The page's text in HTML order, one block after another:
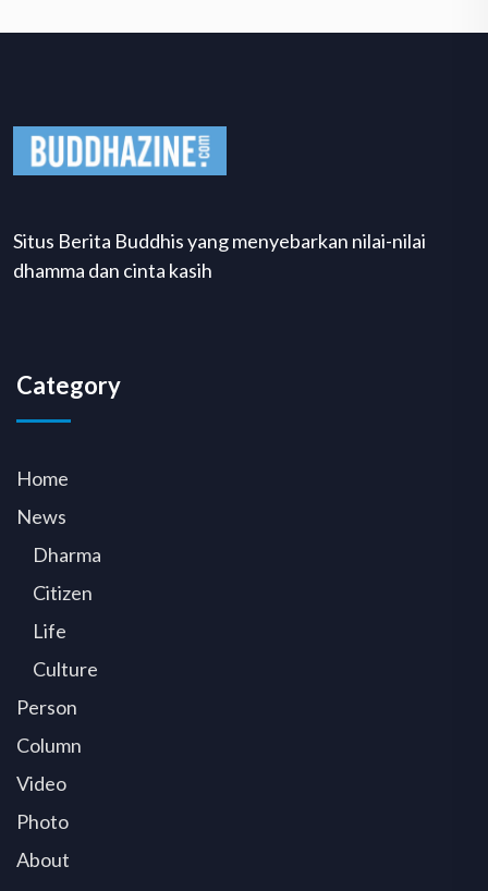
Situs Berita Buddhis yang menyebarkan nilai-nilai
dhamma dan cinta kasih
Category
Home
News
Dharma
Citizen
Life
Culture
Person
Column
Video
Photo
About